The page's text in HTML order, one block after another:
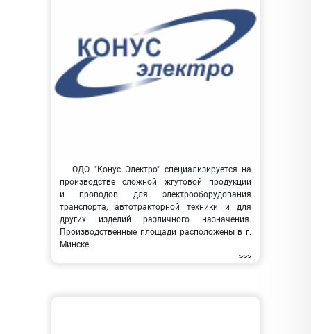
ОДО "Конус Электро" специализируется на
производстве сложной жгутовой продукции
и проводов для электрооборудования
транспорта, автотракторной техники и для
других изделий различного назначения.
Производственные площади расположены в г.
Минске.
>>>